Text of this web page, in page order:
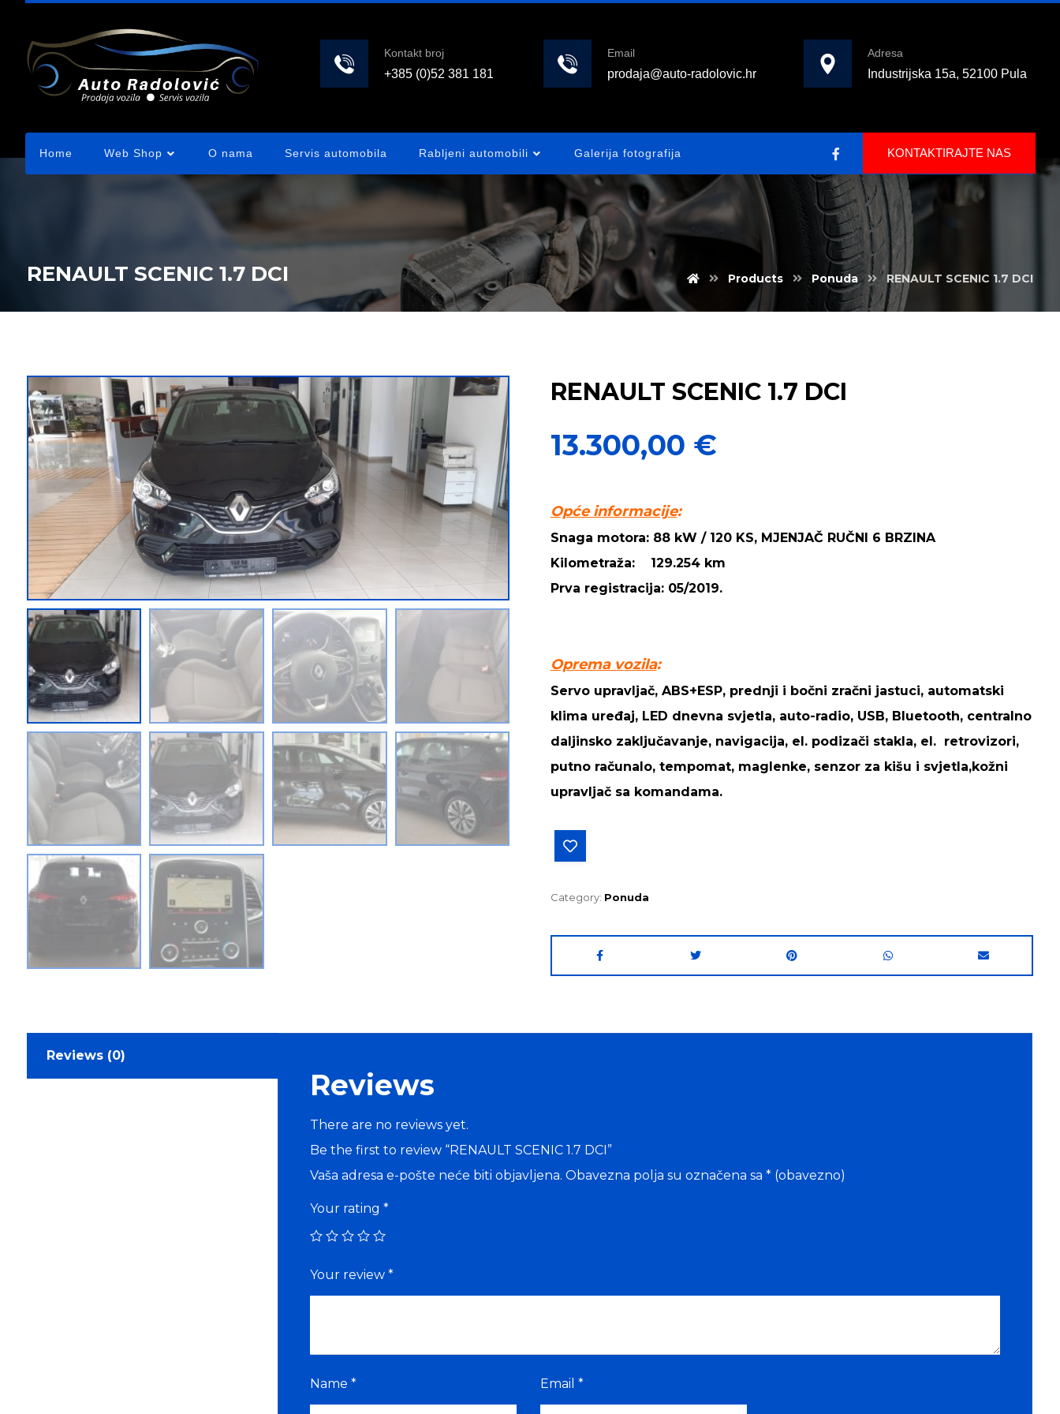
Adresa
Industrijska 15a, 52100 Pula
Email
prodaja@auto-radolovic.hr
Kontakt broj
+385 (0)52 381 181
Home Web Shop O nama Servis automobila Rabljeni automobili Galerija fotografija KONTAKTIRAJTE NAS
RENAULT SCENIC 1.7 DCI Products Ponuda RENAULT SCENIC 1.7 DCI
RENAULT SCENIC 1.7 DCI
13.300,00 €
Opće informacije:
Snaga motora: 88 kW / 120 KS, MJENJAČ RUČNI 6 BRZINA
Kilometraža: 129.254 km
Prva registracija: 05/2019.
Oprema vozila:
Servo upravljač, ABS+ESP, prednji i bočni zračni jastuci, automatski
klima uređaj, LED dnevna svjetla, auto-radio, USB, Bluetooth, centralno
daljinsko zaključavanje, navigacija, el. podizači stakla, el. retrovizori,
putno računalo, tempomat, maglenke, senzor za kišu i svjetla,kožni
upravljač sa komandama.
Category: Ponuda
Reviews (0)
Reviews
There are no reviews yet.
Be the first to review “RENAULT SCENIC 1.7 DCI”
Vaša adresa e-pošte neće biti objavljena. Obavezna polja su označena sa * (obavezno)
Your rating *
Your review *
Name * Email *